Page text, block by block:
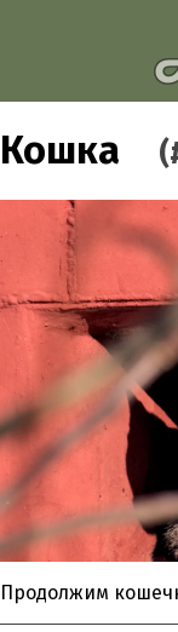
Кошка
Продолжим